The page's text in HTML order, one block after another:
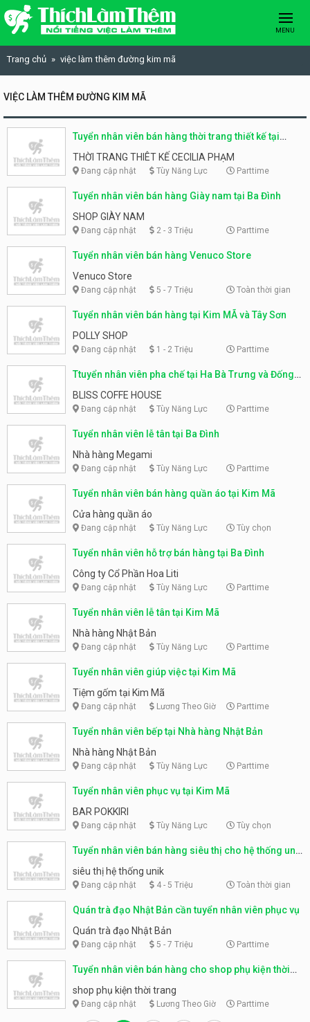
Skip to content
MENU
Trang chủ việc làm thêm đường kim mã
VIỆC LÀM THÊM ĐƯỜNG KIM MÃ
Tuyển nhân viên bán hàng thời trang thiết kế tại
Quận Ba Đình
THỜI TRANG THIÊT KẾ CECILIA PHẠM
Đang cập nhật Tùy Năng Lực Parttime
Tuyển nhân viên bán hàng Giày nam tại Ba Đình
SHOP GIÀY NAM
Đang cập nhật 2 - 3 Triệu Parttime
Tuyển nhân viên bán hàng Venuco Store
Venuco Store
Đang cập nhật 5 - 7 Triệu Toàn thời gian
Tuyển nhân viên bán hàng tại Kim MÃ và Tây Sơn
POLLY SHOP
Đang cập nhật 1 - 2 Triệu Parttime
Ttuyển nhân viên pha chế tại Ha Bà Trưng và Đống
Đa
BLISS COFFE HOUSE
Đang cập nhật Tùy Năng Lực Parttime
Tuyển nhân viên lễ tân tại Ba Đình
Nhà hàng Megami
Đang cập nhật Tùy Năng Lực Parttime
Tuyển nhân viên bán hàng quần áo tại Kim Mã
Cửa hàng quần áo
Đang cập nhật Tùy Năng Lực Tùy chọn
Tuyển nhân viên hỗ trợ bán hàng tại Ba Đình
Công ty Cổ Phần Hoa Liti
Đang cập nhật Tùy Năng Lực Parttime
Tuyển nhân viên lễ tân tại Kim Mã
Nhà hàng Nhật Bản
Đang cập nhật Tùy Năng Lực Parttime
Tuyển nhân viên giúp việc tại Kim Mã
Tiệm gốm tại Kim Mã
Đang cập nhật Lương Theo Giờ Parttime
Tuyển nhân viên bếp tại Nhà hàng Nhật Bản
Nhà hàng Nhật Bản
Đang cập nhật Tùy Năng Lực Parttime
Tuyển nhân viên phục vụ tại Kim Mã
BAR POKKIRI
Đang cập nhật Tùy Năng Lực Tùy chọn
Tuyển nhân viên bán hàng siêu thị cho hệ thống unik
tại kim mã
siêu thị hệ thống unik
Đang cập nhật 4 - 5 Triệu Toàn thời gian
Quán trà đạo Nhật Bản cần tuyển nhân viên phục vụ
Quán trà đạo Nhật Bản
Đang cập nhật 5 - 7 Triệu Parttime
Tuyển nhân viên bán hàng cho shop phụ kiện thời
trang
shop phụ kiện thời trang
Đang cập nhật Lương Theo Giờ Parttime